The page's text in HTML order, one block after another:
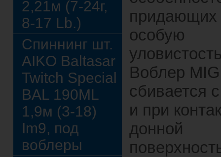
2,21м (7-24г,
8-17 Lb.)
Спиннинг шт.
AIKO Baltasar
Twitch Special
BAL 190ML
1,9м (3-18)
Im9, под
воблеры
придающих
особую
Воблер
сбивается
и при
донной